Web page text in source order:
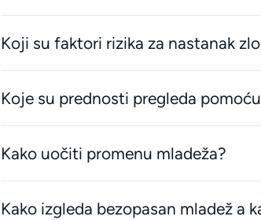
Koji su faktori rizika za nastanak
Koje su prednosti pregleda
Kako uočiti promenu mladeža?
Kako izgleda bezopasan mladež a